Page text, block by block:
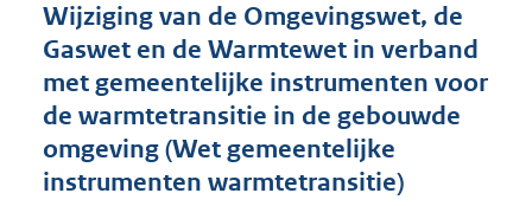
s
g
r
o
t
t
Wijziging van de Omgevingswet, de
Gaswet en de Warmtewet in verband
met gemeentelijke instrumenten voor
de warmtetransitie in de gebouwde
omgeving (Wet gemeentelijke
instrumenten warmtetransitie)